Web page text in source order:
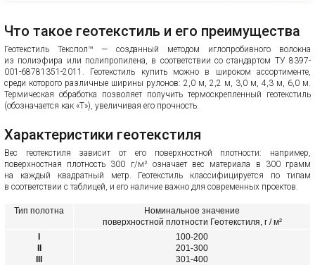
Что такое геотекстиль и его преимущества
Геотекстиль Текспол™ — созданный методом иглопробивного волокна
из полиэфира или полипропилена, в соответствии со стандартом ТУ 8397-
001-68781351-2011. Геотекстиль купить можно в широком ассортименте,
среди которого различные ширины рулонов: 2,0 м, 2,2 м, 3,0 м, 4,3 м, 6,0 м.
Термическая обработка позволяет получить термоскрепленный геотекстиль
(обозначается как «Т»), увеличивая его прочность.
Характеристики геотекстиля
Вес геотекстиля зависит от его поверхностной плотности: например,
поверхностная плотность 300 г/м² означает вес материала в 300 грамм
на каждый квадратный метр. Геотекстиль классифицируется по типам
в соответствии с таблицей, и его наличие важно для современных проектов.
Тип полотна
Номинальное значение
поверхностной плотности Геотекстиля, г / м²
100-200
201-300
301-400